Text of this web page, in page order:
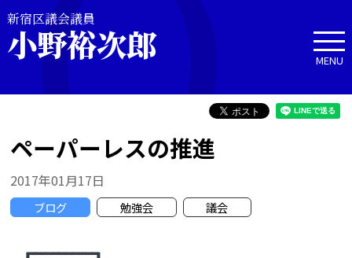
新宿区議会議員
小野裕次郎 MENU
ペーパーレスの推進
2017年01月17日
ブログ 勉強会 議会